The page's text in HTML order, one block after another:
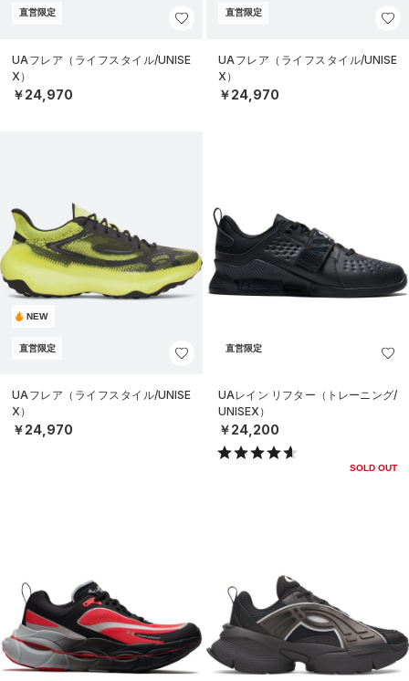
直営限定
UAフレア（ライフスタイル/UNISE
X）
￥24,970
直営限定
UAフレア（ライフスタイル/UNISE
X）
￥24,970
NEW
直営限定
UAフレア（ライフスタイル/UNISE
X）
￥24,970
直営限定
UAレイン リフター（トレーニング/
UNISEX）
￥24,200
SOLD OUT